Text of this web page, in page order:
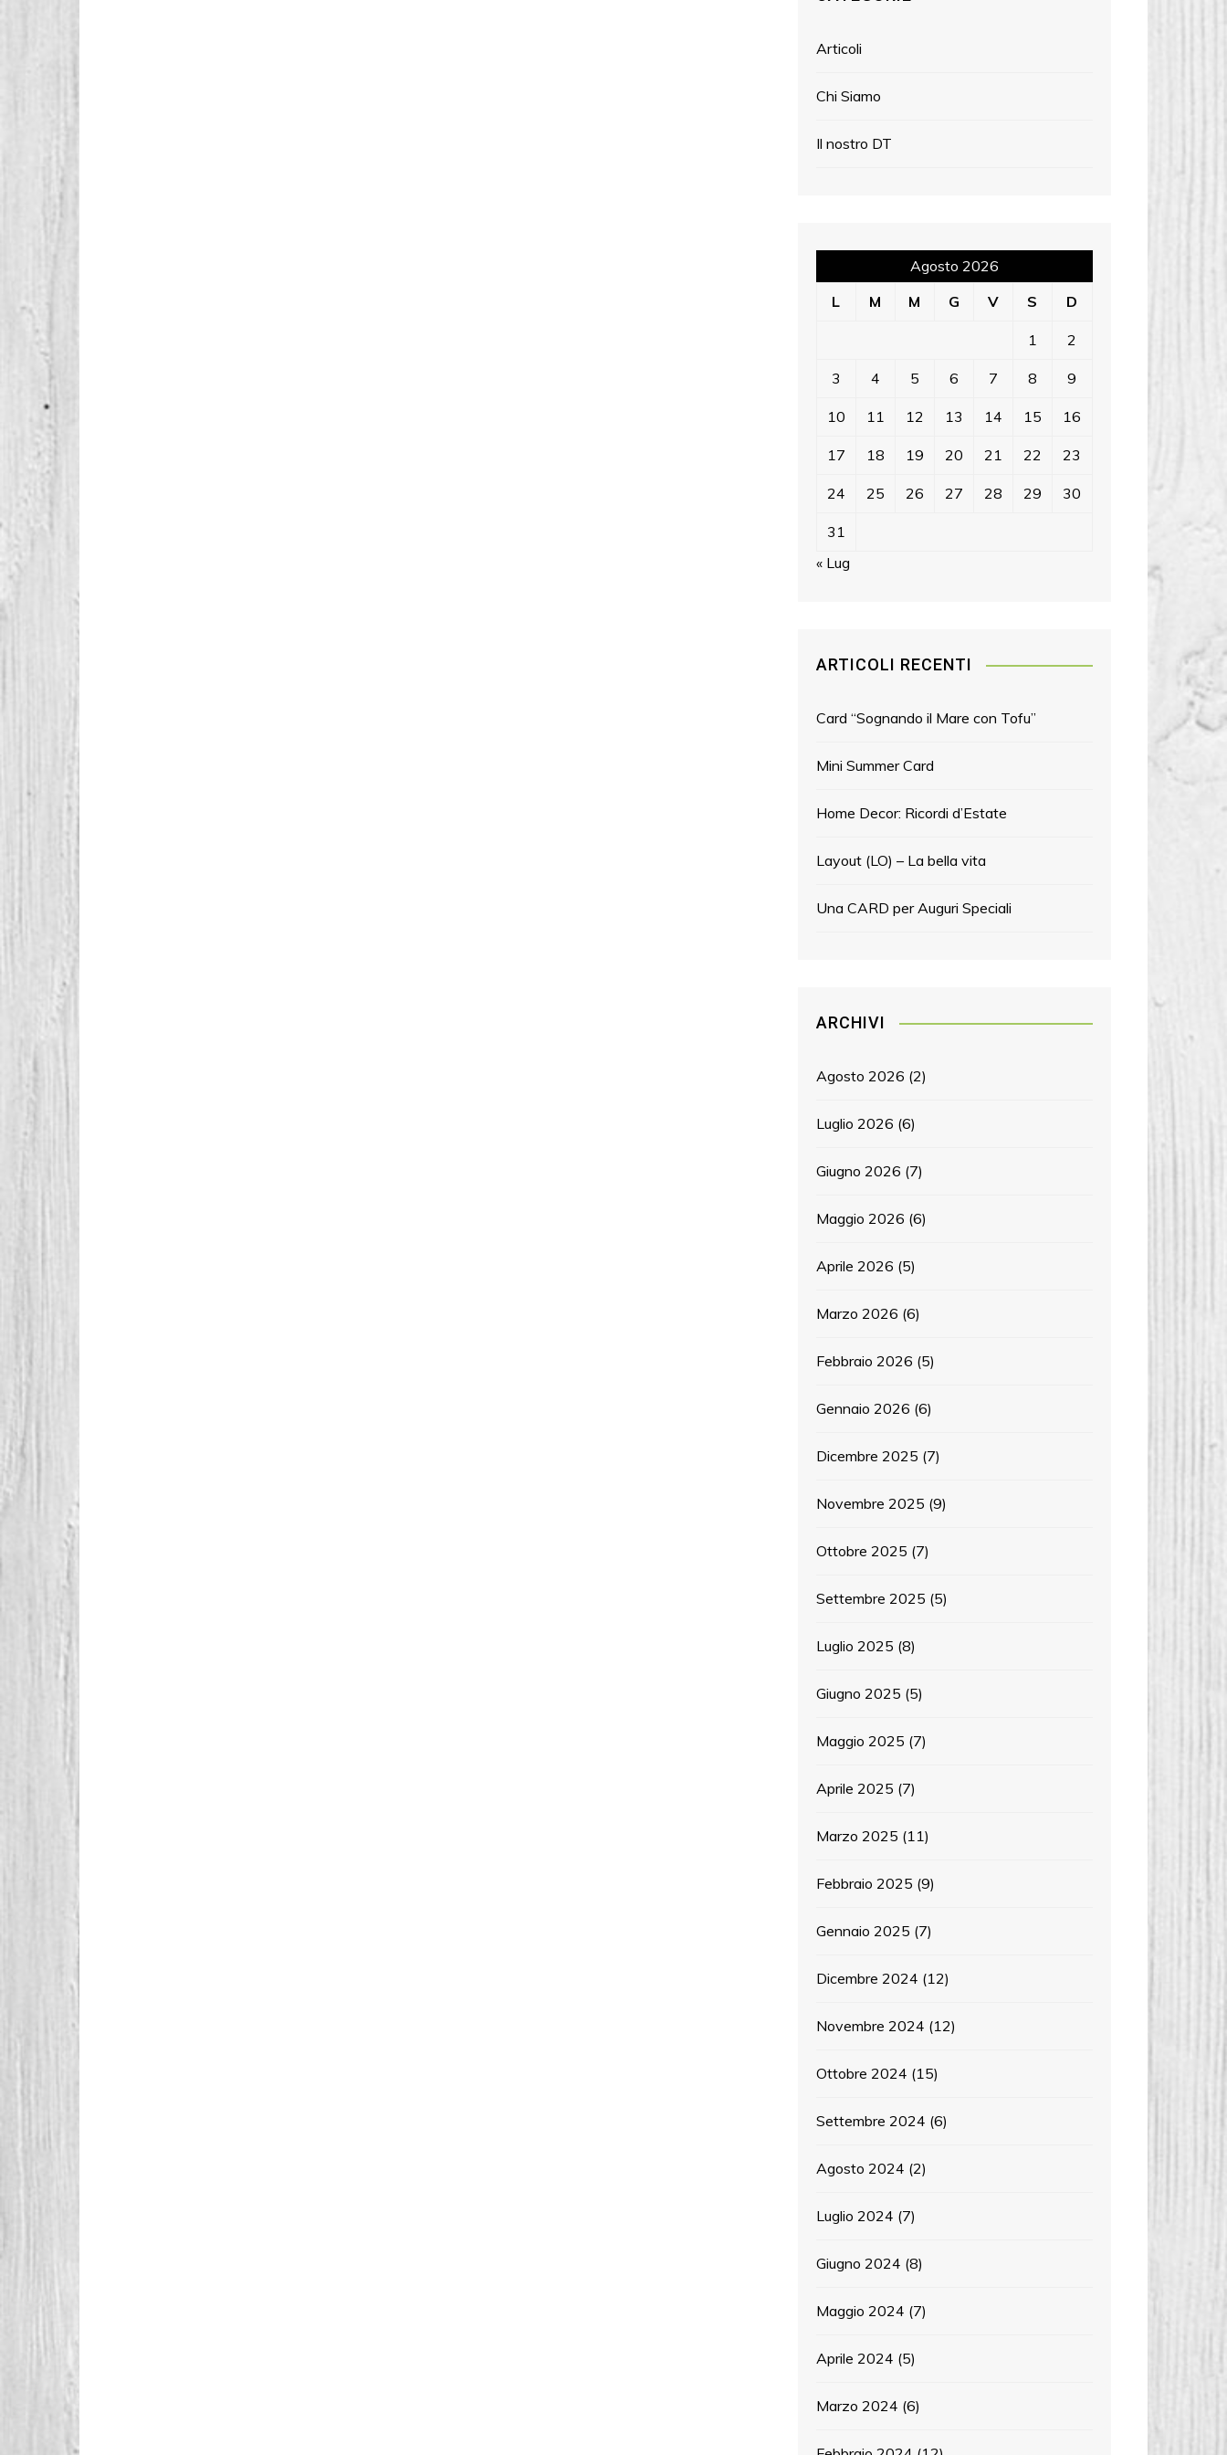
Articoli
Chi Siamo
Il nostro DT
Agosto 2026
L
M M G V S D
1 2
3 4 5 6 7 8 9
10 11 12 13 14 15 16
17 18 19 20 21 22 23
24 25 26 27 28 29 30
31
« Lug
ARTICOLI RECENTI
Card “Sognando il Mare con Tofu”
Mini Summer Card
Home Decor: Ricordi d’Estate
Layout (LO) – La bella vita
Una CARD per Auguri Speciali
ARCHIVI
Agosto 2026 (2)
Luglio 2026 (6)
Giugno 2026 (7)
Maggio 2026 (6)
Aprile 2026 (5)
Marzo 2026 (6)
Febbraio 2026 (5)
Gennaio 2026 (6)
Dicembre 2025 (7)
Novembre 2025 (9)
Ottobre 2025 (7)
Settembre 2025 (5)
Luglio 2025 (8)
Giugno 2025 (5)
Maggio 2025 (7)
Aprile 2025 (7)
Marzo 2025 (11)
Febbraio 2025 (9)
Gennaio 2025 (7)
Dicembre 2024 (12)
Novembre 2024 (12)
Ottobre 2024 (15)
Settembre 2024 (6)
Agosto 2024 (2)
Luglio 2024 (7)
Giugno 2024 (8)
Maggio 2024 (7)
Aprile 2024 (5)
Marzo 2024 (6)